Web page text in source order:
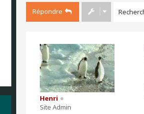
Répondre
Henri
Site Admin